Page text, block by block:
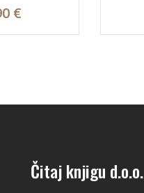
€
Čitaj knjigu d.o.o.